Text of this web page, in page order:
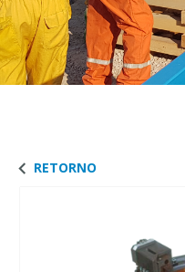
RETORNO